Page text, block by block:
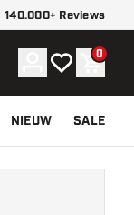
140.000+ Reviews
Account
Mijn 0
NIEUW SALE